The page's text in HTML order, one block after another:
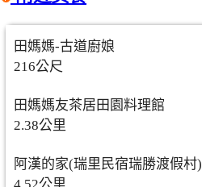
田媽媽-古道廚娘
216公尺
田媽媽友茶居田園料理館
2.38公里
阿漢的家(瑞里民宿瑞勝渡假村)